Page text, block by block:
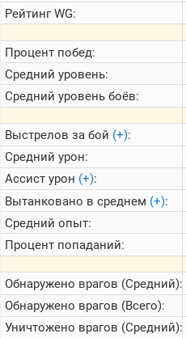
Теlegram
ВК
Портал
Мира
Танков
РейтингWG:
Процент побед:
Средний уровень:
Средний уровень боёв:
Выстрелов за бой (+):
Средний урон:
Ассист урон (+):
Вытанковано в среднем (+):
Средний опыт:
Процент попаданий:
Обнаружено врагов (Средний):
Обнаружено врагов (Всего):
Уничтожено врагов (Средний):